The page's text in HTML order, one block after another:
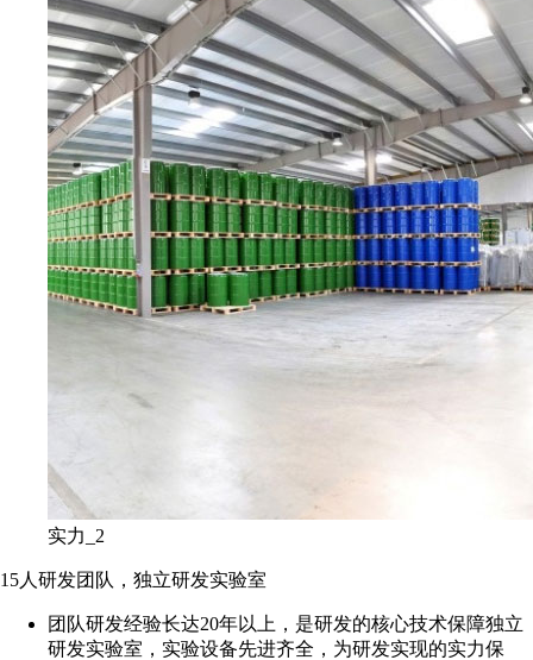
实力_2
15人研发团队，独立研发实验室
团队研发经验长达20年以上，是研发的核心技术保障独立
研发实验室，实验设备先进齐全，为研发实现的实力保